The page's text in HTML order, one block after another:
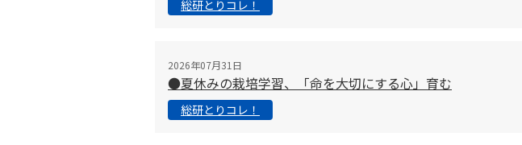
総研とりコレ！
2026年07月31日
●夏休みの栽培学習、「命を大切にする心」育む
総研とりコレ！